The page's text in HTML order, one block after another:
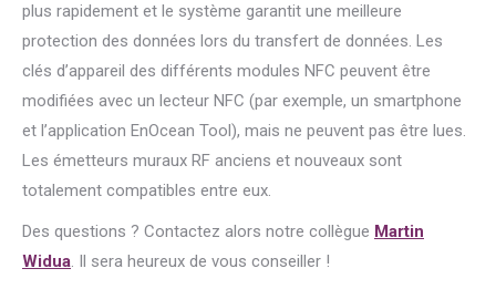
plus rapidement et le système garantit une meilleure
protection des données lors du transfert de données. Les
clés d’appareil des différents modules NFC peuvent être
modifiées avec un lecteur NFC (par exemple, un smartphone
et l’application EnOcean Tool), mais ne peuvent pas être lues.
Les émetteurs muraux RF anciens et nouveaux sont
totalement compatibles entre eux.
Des questions ? Contactez alors notre collègue Martin
Widua. Il sera heureux de vous conseiller !